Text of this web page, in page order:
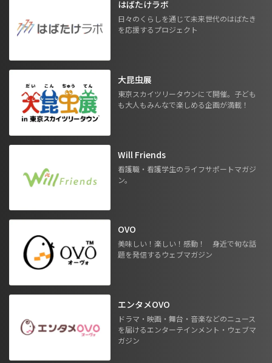
はばたけラボ
日々のくらしを通じて未来世代のはばたき
を応援するプロジェクト
大昆虫展
東京スカイツリータウンにて開催。子ども
も大人もみんなで楽しめる企画が満載！
Will Friends
看護職・看護学生のライフサポートマガジ
ン。
OVO
美味しい！楽しい！感動！ 身近で旬な話
題を発信するウェブマガジン
エンタメOVO
ドラマ・映画・舞台・音楽などのニュース
を届けるエンターテインメント・ウェブマ
ガジン